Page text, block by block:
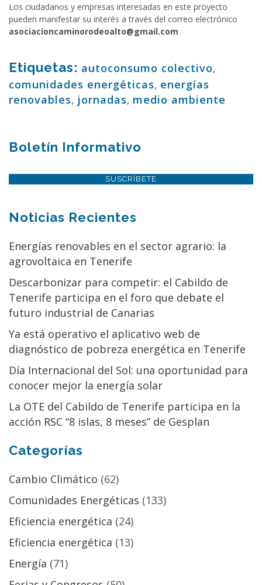
Los ciudadanos y empresas interesadas en este proyecto
pueden manifestar su interés a través del correo electrónico
asociacioncaminorodeoalto@gmail.com
Etiquetas: autoconsumo colectivo,
comunidades energéticas, energías
renovables, jornadas, medio ambiente
Boletín Informativo
SUSCRÍBETE
Noticias Recientes
Energías renovables en el sector agrario: la
agrovoltaica en Tenerife
Descarbonizar para competir: el Cabildo de
Tenerife participa en el foro que debate el
futuro industrial de Canarias
Ya está operativo el aplicativo web de
diagnóstico de pobreza energética en Tenerife
Día Internacional del Sol: una oportunidad para
conocer mejor la energía solar
La OTE del Cabildo de Tenerife participa en la
acción RSC “8 islas, 8 meses” de Gesplan
Categorías
Cambio Climático (62)
Comunidades Energéticas (133)
Eficiencia energética (24)
Eficiencia energética (13)
Energía (71)